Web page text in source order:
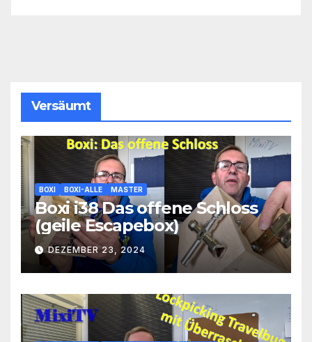
Versäumt
BOXI BOXI-ALLE MASTER
Boxi i38 Das offene Schloss
(geile Escapebox)
DEZEMBER 23, 2024